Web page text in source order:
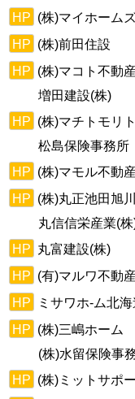
HP (株)マイホーム
HP (株)前田住設
HP (株)マコト不動
増田建設(株)
HP (株)マチトモリト
松島保険事務所
HP (株)マモル不動
HP (株)丸正池田旭
丸信信栄産業(
HP 丸富建設(株)
HP (有)マルワ不動
HP
ミサワホ-ム北
HP (株)三嶋ホーム
(株)水留保険事
HP (株)ミットサポ